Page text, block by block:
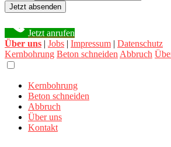
Jetzt absenden
Jetzt anrufen
Über uns | Jobs | Impressum | Datenschutz
Kernbohrung Beton schneiden Abbruch
Kernbohrung
Beton schneiden
Abbruch
Über uns
Kontakt